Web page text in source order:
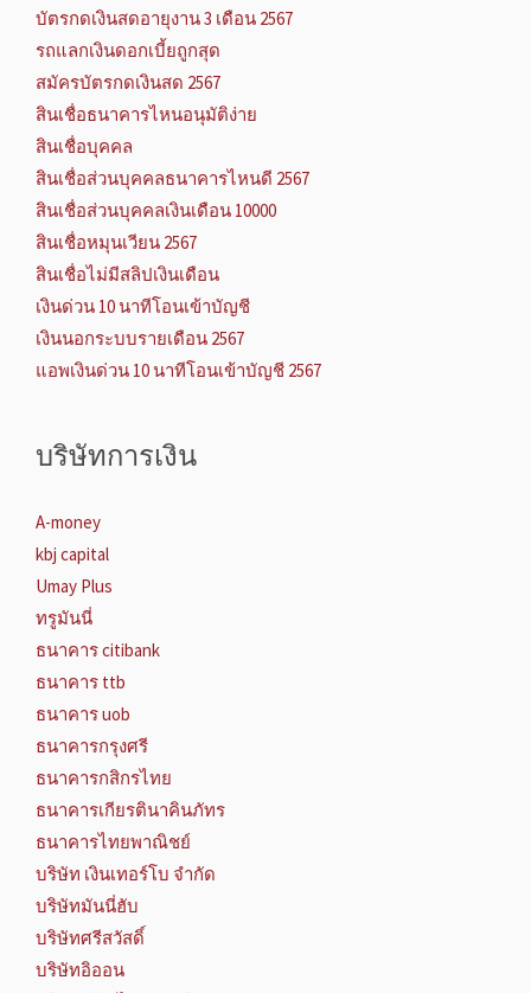
บัตรกดเงินสดอายุงาน 3 เดือน 2567
รถแลกเงินดอกเบี้ยถูกสุด
สมัครบัตรกดเงินสด 2567
สินเชื่อธนาคารไหนอนุมัติง่าย
สินเชื่อบุคคล
สินเชื่อส่วนบุคคลธนาคารไหนดี 2567
สินเชื่อส่วนบุคคลเงินเดือน 10000
สินเชื่อหมุนเวียน 2567
สินเชื่อไม่มีสลิปเงินเดือน
เงินด่วน 10 นาทีโอนเข้าบัญชี
เงินนอกระบบรายเดือน 2567
แอพเงินด่วน 10 นาทีโอนเข้าบัญชี 2567
บริษัทการเงิน
A-money
kbj capital
Umay Plus
ทรูมันนี่
ธนาคาร citibank
ธนาคาร ttb
ธนาคาร uob
ธนาคารกรุงศรี
ธนาคารกสิกรไทย
ธนาคารเกียรตินาคินภัทร
ธนาคารไทยพาณิชย์
บริษัท เงินเทอร์โบ จำกัด
บริษัทมันนี่ฮับ
บริษัทศรีสวัสดิ์
บริษัทอิออน